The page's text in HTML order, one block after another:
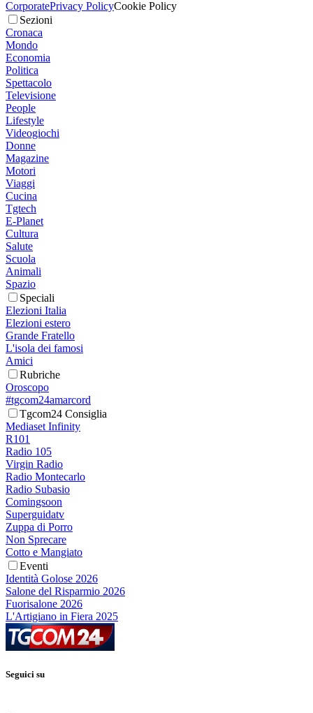
CorporatePrivacy PolicyCookie Policy
Sezioni
Cronaca
Mondo
Economia
Politica
Spettacolo
Televisione
People
Lifestyle
Videogiochi
Donne
Magazine
Motori
Viaggi
Cucina
Tgtech
E-Planet
Cultura
Salute
Scuola
Animali
Spazio
Speciali
Elezioni Italia
Elezioni estero
Grande Fratello
L'isola dei famosi
Amici
Rubriche
Oroscopo
#tgcom24amarcord
Tgcom24 Consiglia
Mediaset Infinity
R101
Radio 105
Virgin Radio
Radio Montecarlo
Radio Subasio
Comingsoon
Superguidatv
Zuppa di Porro
Non Sprecare
Cotto e Mangiato
Eventi
Identità Golose 2026
Salone del Risparmio 2026
Fuorisalone 2026
L'Artigiano in Fiera 2025
Seguici su